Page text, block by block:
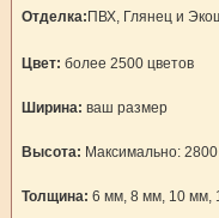
Отделка: ПВХ, Глянец и
Цвет: более 2500 цветов
Ширина: ваш размер
Высота: Максимально:
Толщина: 6 мм, 8 мм, 10 мм,